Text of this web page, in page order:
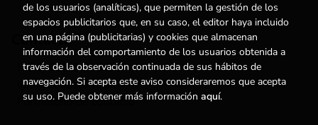
Contacto
(+34) 615 55 96 54
info@degestalt.com
Formulario de contacto
de los usuarios (analíticas), que permiten la gestión de los
espacios publicitarios que, en su caso, el editor haya incluido
en una página (publicitarias) y cookies que almacenan
información del comportamiento de los usuarios obtenida a
través de la observación continuada de sus hábitos de
navegación. Si acepta este aviso consideraremos que acepta
su uso. Puede obtener más información aquí.